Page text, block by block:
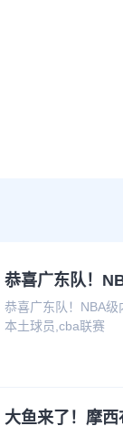
恭喜广东队！
恭喜广东队！NBA
本土球员,cba联赛
大鱼来了！摩